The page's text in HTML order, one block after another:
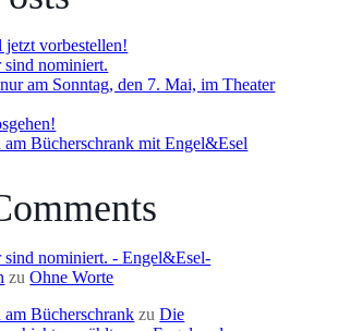
jetzt vorbestellen!
nominiert.
am Sonntag, den 7. Mai, im Theater
am Bücherschrank mit Engel&Esel
nominiert. - Engel&Esel-
zuOhne Worte
am Bücherschrank zuDie